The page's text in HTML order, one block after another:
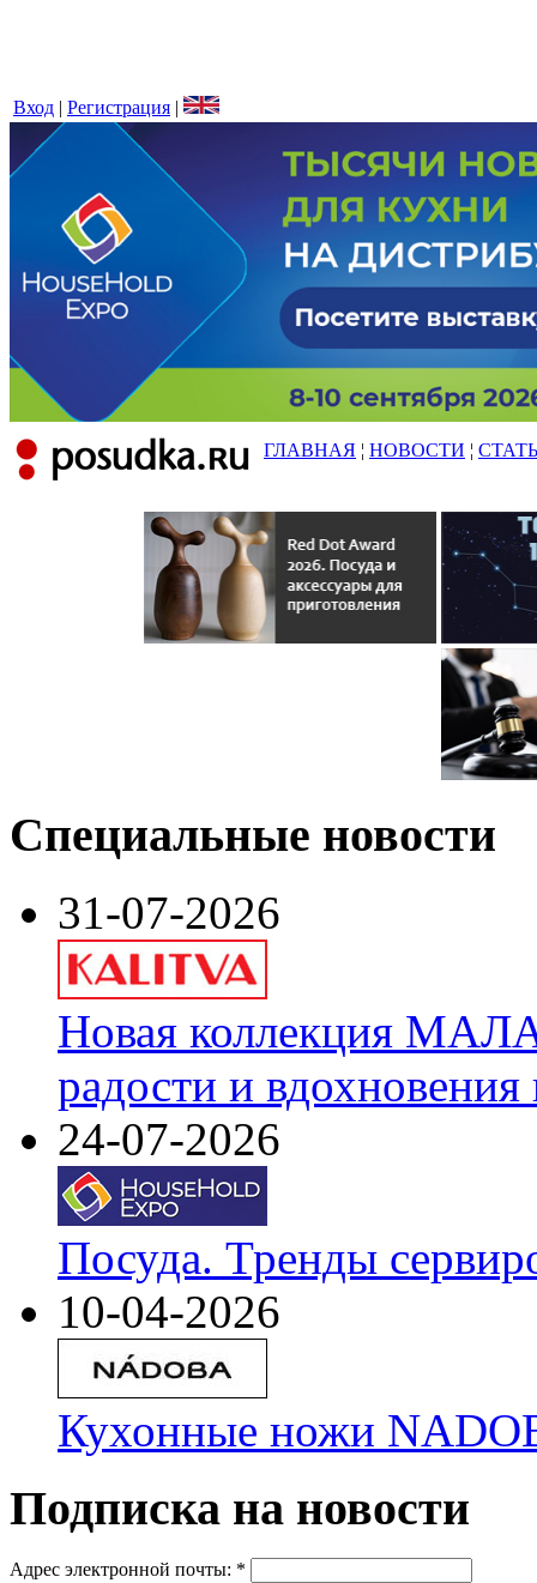
Вход | Регистрация |
ГЛАВНАЯ ¦ НОВОСТИ ¦
Специальные новости
31-07-2026
Новая коллекция
радости и
24-07-2026
Посуда. Тренды
10-04-2026
Кухонные ножи
Подписка на новости
Адрес электронной почты: *